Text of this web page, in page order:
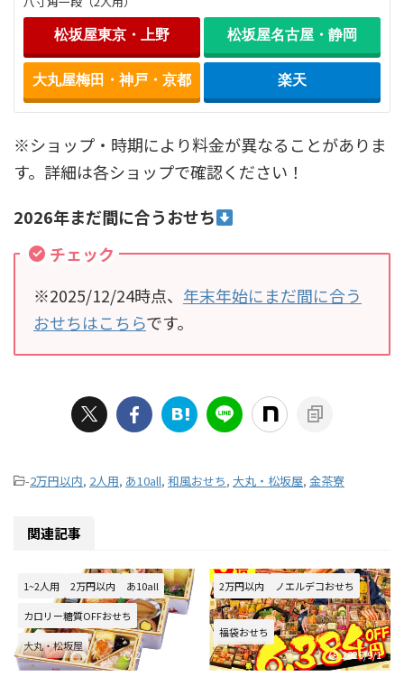
松坂屋東京・上野 松坂屋名古屋・静岡
大丸屋梅田・神戸・京都 楽天
※ショップ・時期により料金が異なることがありま
す。詳細は各ショップで確認ください！
2026年まだ間に合うおせち
チェック
※2025/12/24時点、 年末年始にまだ間に合う
おせちはこちらです。
-2万円以内, 2人用, あ10all, 和風おせち, 大丸・松坂屋, 金茶寮
関連記事
1~2人用 2万円以内 あ10all
カロリー糖質OFFおせち
大丸・松坂屋
2025/10/21
2万円以内 ノエルデコおせち
福袋おせち
2025/9/1